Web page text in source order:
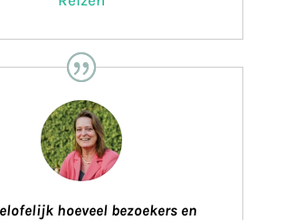
hoeveel bezoekers en